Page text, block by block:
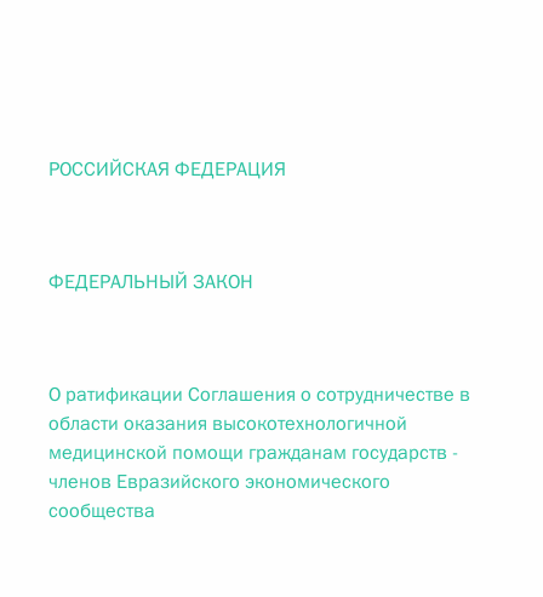
РОССИЙСКАЯ ФЕДЕРАЦИЯ
ФЕДЕРАЛЬНЫЙ ЗАКОН
О ратификации Соглашения о сотрудничестве в
области оказания высокотехнологичной
медицинской помощи гражданам государств -
членов Евразийского экономического
сообщества